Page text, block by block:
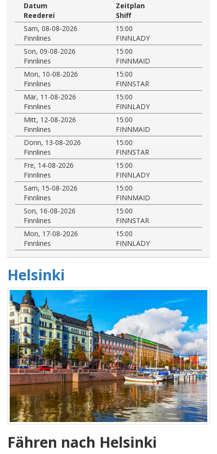
Datum
Zeitplan
Reederei
Shiff
Sam, 08-08-2026
15:00
Finnlines
FINNLADY
Son, 09-08-2026
15:00
Finnlines
FINNMAID
Mon, 10-08-2026
15:00
Finnlines
FINNSTAR
Mär, 11-08-2026
15:00
Finnlines
FINNLADY
Mitt, 12-08-2026
15:00
Finnlines
FINNMAID
Donn, 13-08-2026
15:00
Finnlines
FINNSTAR
Fre, 14-08-2026
15:00
Finnlines
FINNLADY
Sam, 15-08-2026
15:00
Finnlines
FINNMAID
Son, 16-08-2026
15:00
Finnlines
FINNSTAR
Mon, 17-08-2026
15:00
Finnlines
FINNLADY
Helsinki
Fähren nach Helsinki